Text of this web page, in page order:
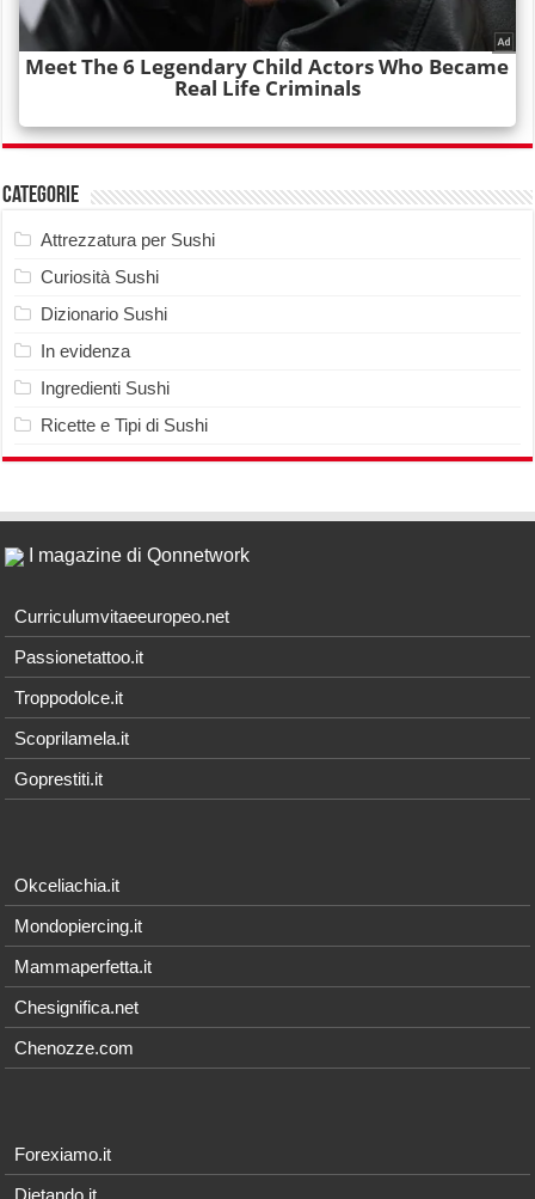
Categorie
Attrezzatura per Sushi
Curiosità Sushi
Dizionario Sushi
In evidenza
Ingredienti Sushi
Ricette e Tipi di Sushi
I magazine di Qonnetwork
Curriculumvitaeeuropeo.net
Passionetattoo.it
Troppodolce.it
Scoprilamela.it
Goprestiti.it
Okceliachia.it
Mondopiercing.it
Mammaperfetta.it
Chesignifica.net
Chenozze.com
Forexiamo.it
Dietando.it